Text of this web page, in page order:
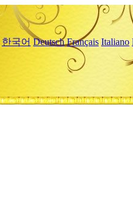
한국어 Deutsch Français Italiano